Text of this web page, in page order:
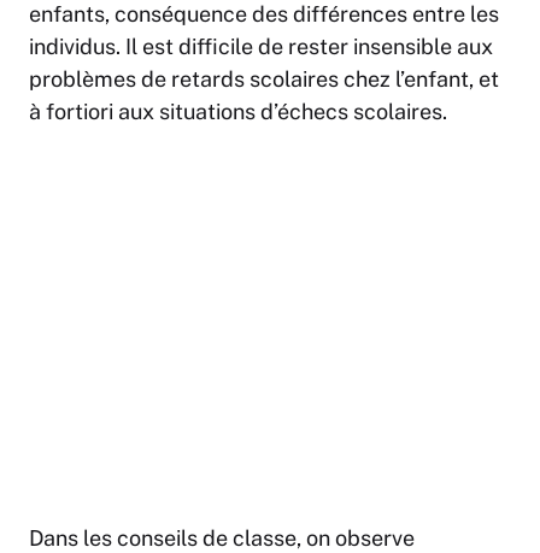
enfants, conséquence des différences entre les
individus. Il est difficile de rester insensible aux
problèmes de retards scolaires chez l’enfant, et
à fortiori aux situations d’échecs scolaires.
Dans les conseils de classe, on observe